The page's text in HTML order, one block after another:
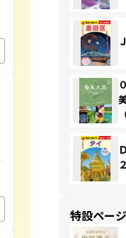
特設ページ